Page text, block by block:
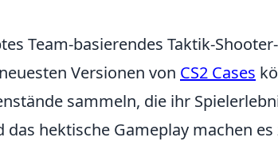
Team-basierendes Taktik-
Versionen von CS2 Cases
sammeln, die ihr
hektische Gameplay machen